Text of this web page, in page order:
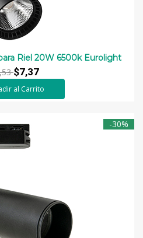
Riel 20W 6500k Eurolight
$7,37
al Carrito
-30%